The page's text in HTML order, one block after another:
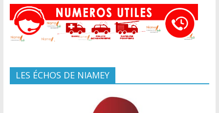
LES ÉCHOS DE NIAMEY